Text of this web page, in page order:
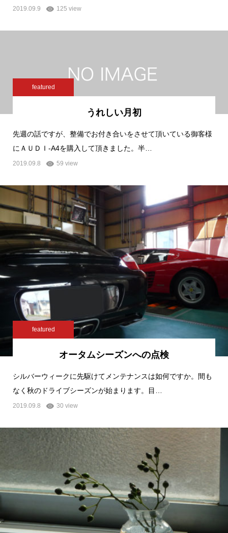
2019.09.9 125 view
featured
うれしい月初
先週の話ですが、整備でお付き合いをさせて頂いている御客様
にＡＵＤＩ-A4を購入して頂きました。半…
2019.09.8 59 view
featured
オータムシーズンへの点検
シルバーウィークに先駆けてメンテナンスは如何ですか。間も
なく秋のドライブシーズンが始まります。目…
2019.09.8 30 view